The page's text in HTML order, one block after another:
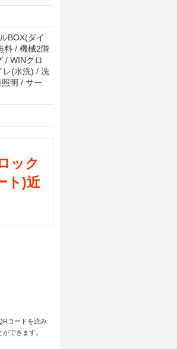
BOX(ダイ
料 / 機械2階
/ WINクロ
レ(水洗) / 洗
明 / サー
ック
ト)近
コードを読み
できます。